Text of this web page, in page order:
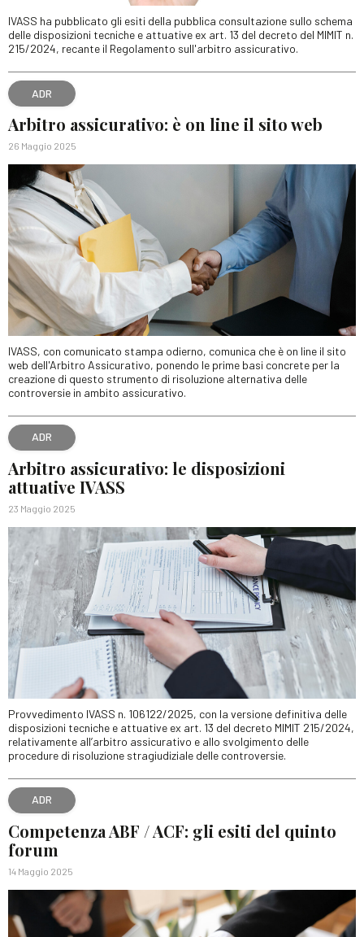
IVASS ha pubblicato gli esiti della pubblica consultazione sullo schema
delle disposizioni tecniche e attuative ex art. 13 del decreto del MIMIT n.
215/2024, recante il Regolamento sull'arbitro assicurativo.
ADR
Arbitro assicurativo: è on line il sito web
26 Maggio 2025
IVASS, con comunicato stampa odierno, comunica che è on line il sito
web dell'Arbitro Assicurativo, ponendo le prime basi concrete per la
creazione di questo strumento di risoluzione alternativa delle
controversie in ambito assicurativo.
ADR
Arbitro assicurativo: le disposizioni
attuative IVASS
23 Maggio 2025
Provvedimento IVASS n. 106122/2025, con la versione definitiva delle
disposizioni tecniche e attuative ex art. 13 del decreto MIMIT 215/2024,
relativamente all’arbitro assicurativo e allo svolgimento delle
procedure di risoluzione stragiudiziale delle controversie.
ADR
Competenza ABF / ACF: gli esiti del quinto
forum
14 Maggio 2025